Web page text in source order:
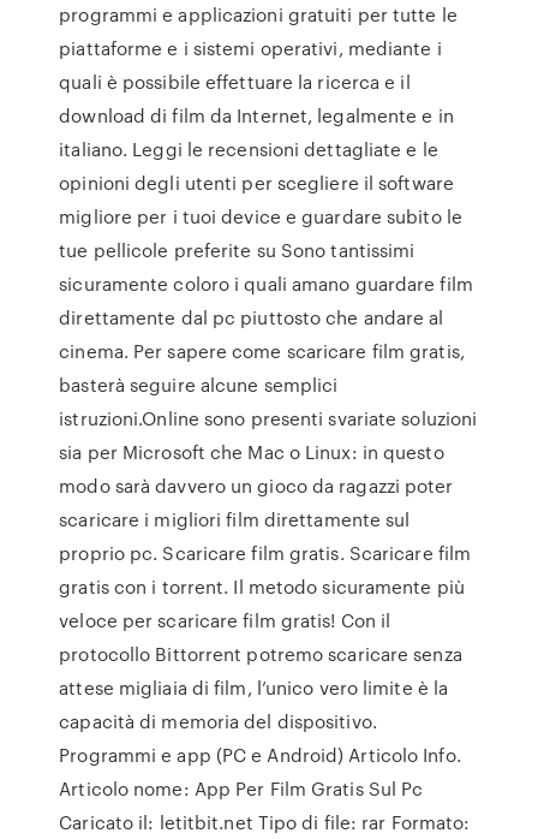
programmi e applicazioni gratuiti per tutte le
piattaforme e i sistemi operativi, mediante i
quali è possibile effettuare la ricerca e il
download di film da Internet, legalmente e in
italiano. Leggi le recensioni dettagliate e le
opinioni degli utenti per scegliere il software
migliore per i tuoi device e guardare subito le
tue pellicole preferite su Sono tantissimi
sicuramente coloro i quali amano guardare film
direttamente dal pc piuttosto che andare al
cinema. Per sapere come scaricare film gratis,
basterà seguire alcune semplici
istruzioni.Online sono presenti svariate soluzioni
sia per Microsoft che Mac o Linux: in questo
modo sarà davvero un gioco da ragazzi poter
scaricare i migliori film direttamente sul
proprio pc. Scaricare film gratis. Scaricare film
gratis con i torrent. Il metodo sicuramente più
veloce per scaricare film gratis! Con il
protocollo Bittorrent potremo scaricare senza
attese migliaia di film, l’unico vero limite è la
capacità di memoria del dispositivo.
Programmi e app (PC e Android) Articolo Info.
Articolo nome: App Per Film Gratis Sul Pc
Caricato il: letitbit.net Tipo di file: rar Formato: